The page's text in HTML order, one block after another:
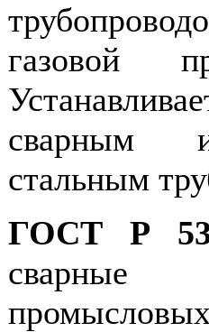
газовой
сварным
стальным
ГОСТ Р